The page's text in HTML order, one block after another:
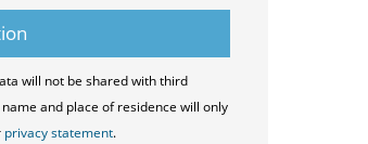
will not be shared with third
and place of residence will only
privacy statement.